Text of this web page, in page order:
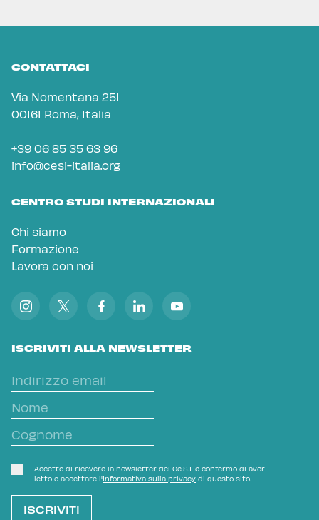
CONTATTACI
Via Nomentana 251
00161 Roma, Italia
+39 06 85 35 63 96
info@cesi-italia.org
CENTRO STUDI INTERNAZIONALI
Chi siamo
Formazione
Lavora con noi
ISCRIVITI ALLA NEWSLETTER
Accetto di ricevere la newsletter del Ce.S.I. e confermo di aver
letto e accettare l'Informativa sulla privacy di questo sito.